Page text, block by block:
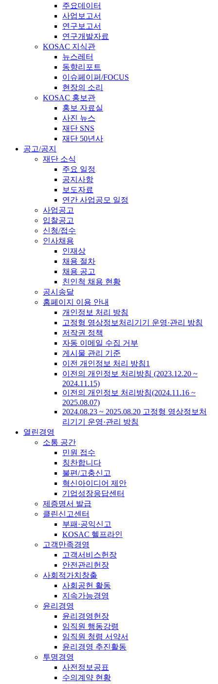
주요데이터
사업보고서
연구보고서
연구개발자료
KOSAC 지식관
뉴스레터
동향리포트
이슈페이퍼/FOCUS
현장의 소리
KOSAC 홍보관
홍보 자료실
사진 뉴스
재단 SNS
재단 50년사
공고/공지
재단 소식
주요 일정
공지사항
보도자료
연간 사업공모 일정
사업공고
입찰공고
신청/접수
인사채용
인재상
채용 절차
채용 공고
친인척 채용 현황
공시송달
홈페이지 이용 안내
개인정보 처리 방침
고정형 영상정보처리기기 운영·관리 방침
저작권 정책
자동 이메일 수집 거부
게시물 관리 기준
이전 개인정보 처리 방침1
이전의 개인정보 처리방침 (2023.12.20 ~
2024.11.15)
이전의 개인정보 처리방침(2024.11.16 ~
2025.08.07)
2024.08.23 ~ 2025.08.20 고정형 영상정보처
리기기 운영·관리 방침
열린경영
소통 공간
민원 접수
칭찬합니다
불편/고충신고
혁신아이디어 제안
기업성장응답센터
제증명서 발급
클린신고센터
부패·공익신고
KOSAC 헬프라인
고객만족경영
고객서비스헌장
안전관리헌장
사회적가치창출
사회공헌 활동
지속가능경영
윤리경영
윤리경영헌장
임직원 행동강령
임직원 청렴 서약서
윤리경영 추진활동
투명경영
사전정보공표
수의계약 현황